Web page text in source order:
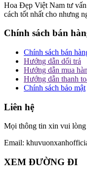
Hoa Đẹp Việt Nam tư
cách tốt nhất cho nhưng
Chính sách bán
Chính sách bán
Hướng dẫn dổi trả
Hướng dẫn mua
Hướng dẫn thanh
Chính sách bảo mật
Liên hệ
Mọi thông tin xin vui lòng
Email:
XEM ĐƯỜNG ĐI